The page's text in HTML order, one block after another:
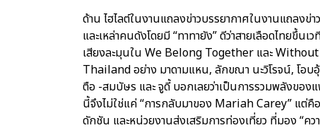
ด้าน ไฮไลต์ในงานแถลงข่าวบรรยากาศในงานแถล
และเหล่าคนดังโดยมี “ทาทายัง” ดีว่าสายเลือดไทยขึ้
เสียงละมุนใน We Belong Together และ
Thailand อย่าง มาดามแหน, ลักขณา นะวิโรจน์, โอ
ตือ -สมบัษร และ จูดี้ บอกเลยว่าเป็นการรวมพลังขอ
นี้จึงไม่ใช่แค่ “การกลับมาของ Mariah Carey” แต่คื
ดักชัน และหน่วยงานส่งเสริมการท่องเที่ยว ที่มอง “ค